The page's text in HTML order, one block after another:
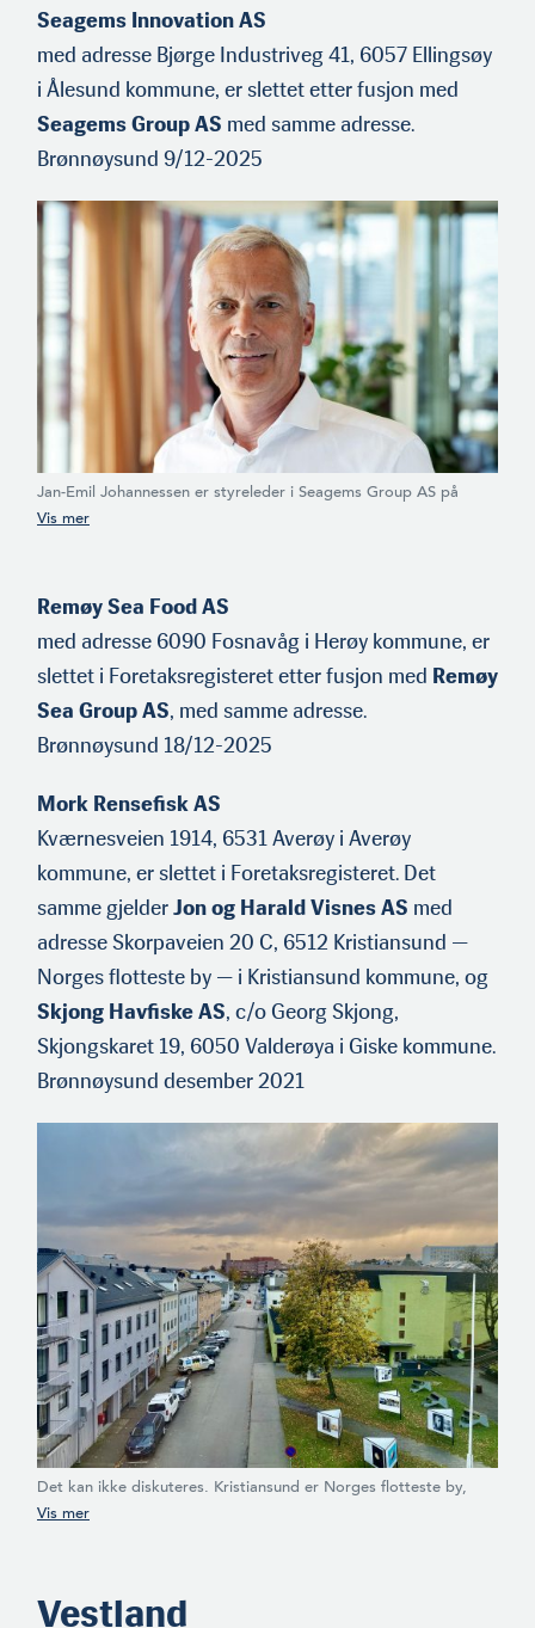
Seagems Innovation AS
med adresse Bjørge Industriveg 41, 6057 Ellingsøy
i Ålesund kommune, er slettet etter fusjon med
Seagems Group AS med samme adresse.
Brønnøysund 9/12-2025
Jan-Emil Johannessen er styreleder i Seagems Group AS på
Ellingsøy i Ålesund kommune, som har innfusjonert Seagems
Remøy Sea Food AS
med adresse 6090 Fosnavåg i Herøy kommune, er
slettet i Foretaksregisteret etter fusjon med Remøy
Sea Group AS, med samme adresse.
Brønnøysund 18/12-2025
Mork Rensefisk AS
Kværnesveien 1914, 6531 Averøy i Averøy
kommune, er slettet i Foretaksregisteret. Det
samme gjelderJon og Harald Visnes AS med
adresse Skorpaveien 20 C, 6512 Kristiansund —
Norges flotteste by — i Kristiansund kommune, og
Skjong Havfiske AS, c/o Georg Skjong,
Skjongskaret 19, 6050 Valderøya i Giske kommune.
Brønnøysund desember 2021
Det kan ikke diskuteres. Kristiansund er Norges flotteste by,
selv om den ble bombet til det ugjenkjennelige under krigen. Og
Vestland